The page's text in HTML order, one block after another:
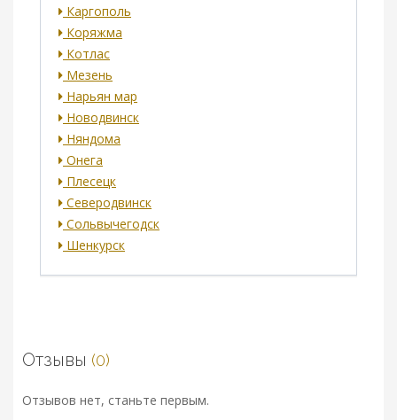
Каргополь
Коряжма
Котлас
Мезень
Нарьян мар
Новодвинск
Няндома
Онега
Плесецк
Северодвинск
Сольвычегодск
Шенкурск
Отзывы (0)
Отзывов нет, станьте первым.